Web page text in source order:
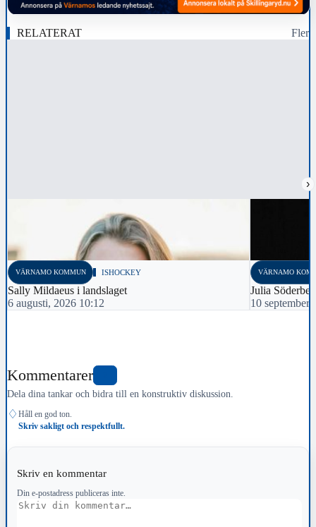
RELATERAT Fler
›
VÄRNAMO KOMMUN ISHOCKEY
Sally Mildaeus i landslaget
6 augusti, 2026 10:12
VÄRNAMO
Julia
10
Kommentarer
Dela dina tankar och bidra till en konstruktiv diskussion.
♢ Håll en god ton.
Skriv sakligt och respektfullt.
Skriv en kommentar
Din e-postadress publiceras inte.
Kommentar